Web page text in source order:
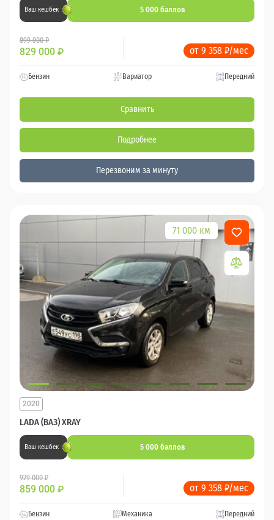
Ваш кешбек 5 000 баллов
899 000 ₽
829 000 ₽ от 9 358 ₽/мес
Бензин Вариатор Передний
Сравнить
Подробнее
Перезвоним за минуту
71 000 км
LADA (ВАЗ) XRAY
2020
Ваш кешбек 5 000 баллов
929 000 ₽
859 000 ₽ от 9 358 ₽/мес
Бензин Механика Передний